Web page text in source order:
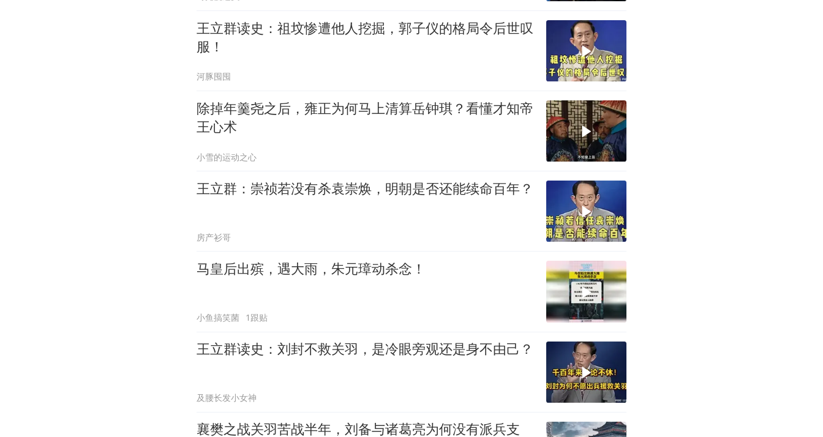
王立群读史：祖坟惨遭他人挖掘，郭子仪的格局令后世叹
服！
河豚囤囤
除掉年羹尧之后，雍正为何马上清算岳钟琪？看懂才知帝
王心术
小雪的运动之心
王立群：崇祯若没有杀袁崇焕，明朝是否还能续命百年？
房产衫哥
马皇后出殡，遇大雨，朱元璋动杀念！
小鱼搞笑菌 1跟贴
王立群读史：刘封不救关羽，是冷眼旁观还是身不由己？
及腰长发小女神
襄樊之战关羽苦战半年，刘备与诸葛亮为何没有派兵支